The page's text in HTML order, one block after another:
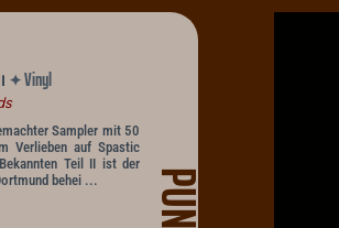
PUNK
✦Vinyl
Sampler mit 50
Verlieben auf Spastic
Teil II ist der
behei ...